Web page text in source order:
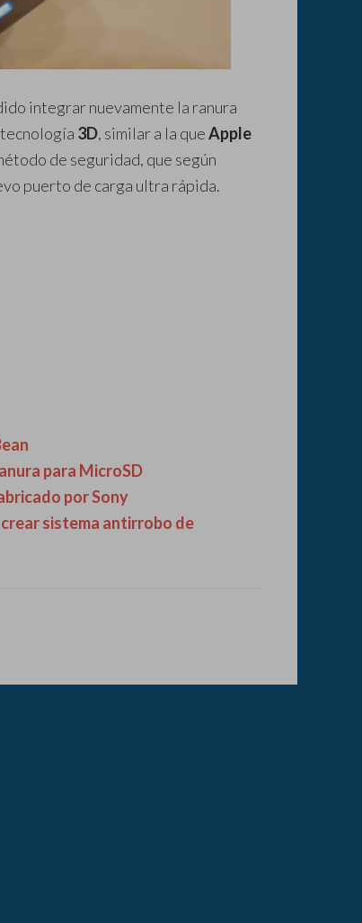
integrar nuevamente la ranura
3D, similar a la queApple
de seguridad, que según
puerto de carga ultra rápida.
para MicroSD
por Sony
sistema antirrobo de